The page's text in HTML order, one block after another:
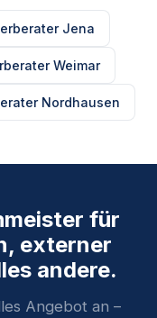
Jena
Weimar
Nordhausen
für
externer
andere.
Angebot an –